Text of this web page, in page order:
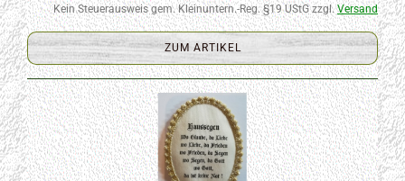
Kein Steuerausweis gem. Kleinuntern.-Reg. §19 UStG zzgl.Versand
ZUM ARTIKEL